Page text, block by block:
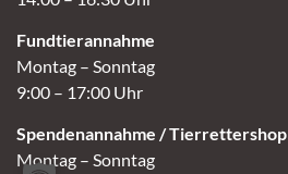
Fundtierannahme
Montag – Sonntag
9:00 – 17:00 Uhr
Spendenannahme / Tierrettershop
Montag – Sonntag